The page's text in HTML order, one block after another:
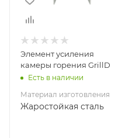
Элемент усиления
камеры горения GrillD
Есть в наличии
Материал изготовления
Жаростойкая сталь